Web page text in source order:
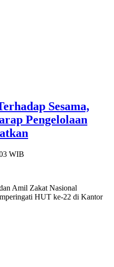
Sesama,
Pengelolaan
WIB
Amil Zakat Nasional
HUT ke-22 di Kantor